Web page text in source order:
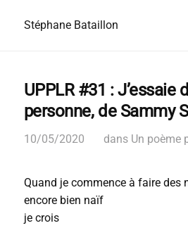
Stéphane Bataillon
UPPLR #31 : J’essaie
personne, de Sammy
10/05/2020 dans Un poème
Quand je commence à faire des
encore bien naïf
je crois